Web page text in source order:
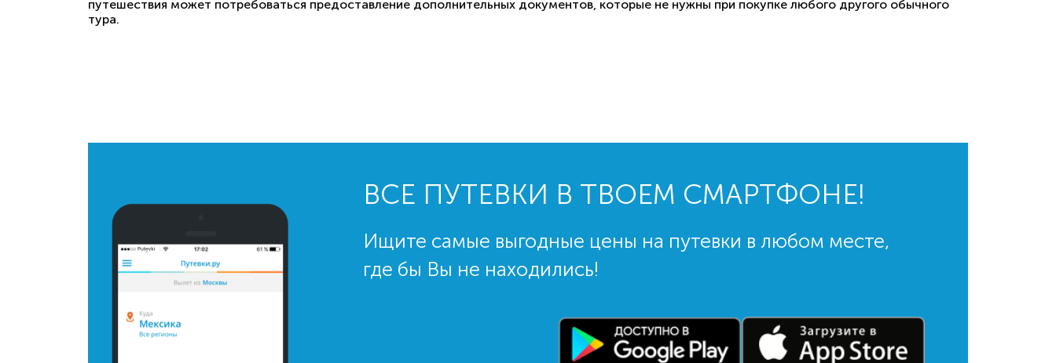
путешествия может потребоваться предоставление дополнительных документов, которые не нужны при покупке любого другого обычного
тура.
ВСЕ ПУТЕВКИ В ТВОЕМ СМАРТФОНЕ!
Ищите самые выгодные цены на путевки в любом месте,
где бы Вы не находились!